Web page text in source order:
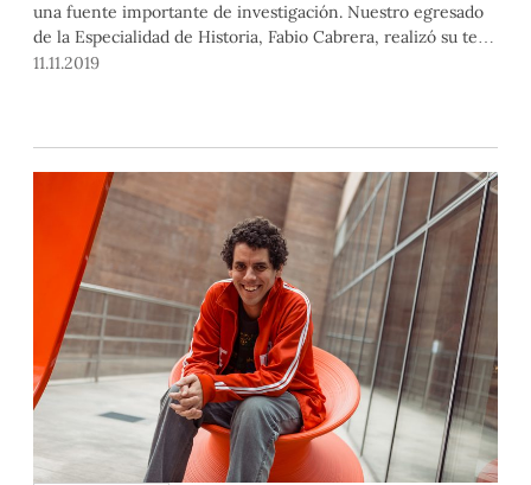
una fuente importante de investigación. Nuestro egresado
de la Especialidad de Historia, Fabio Cabrera, realizó su tesis
de licenciatura sobre el conflicto en esa época por la
11.11.2019